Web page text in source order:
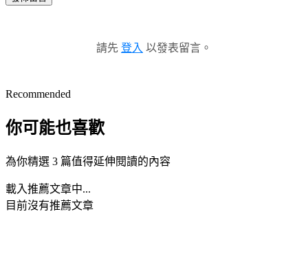
請先 登入 以發表留言。
Recommended
你可能也喜歡
為你精選 3 篇值得延伸閱讀的內容
載入推薦文章中...
目前沒有推薦文章